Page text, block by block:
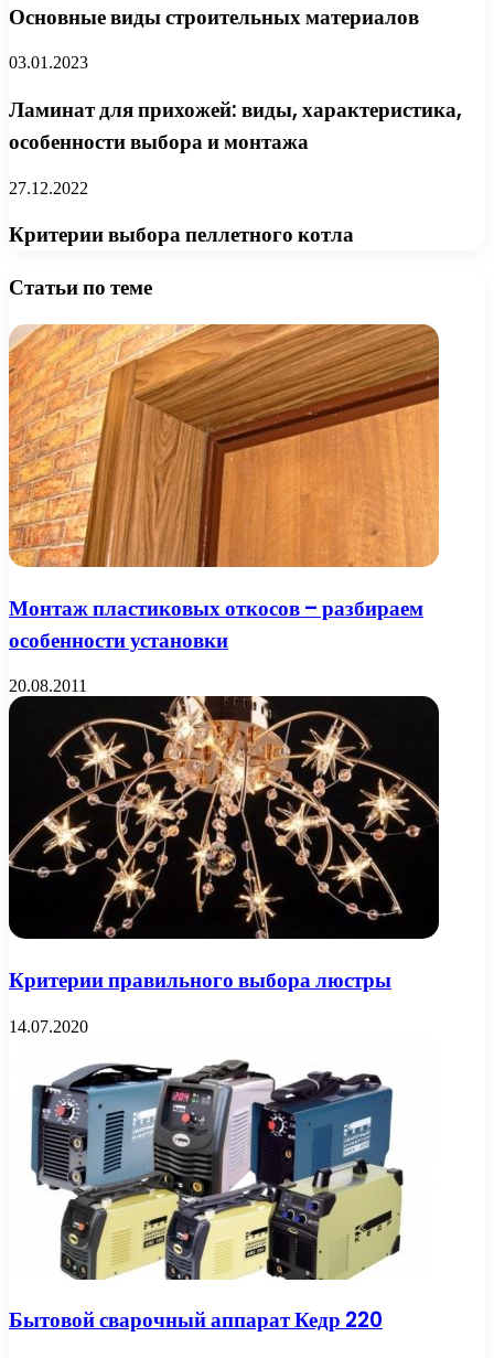
Основные виды строительных материалов
03.01.2023
Ламинат для прихожей: виды, характеристика,
особенности выбора и монтажа
27.12.2022
Критерии выбора пеллетного котла
Статьи по теме
Монтаж пластиковых откосов – разбираем
особенности установки
20.08.2011
Критерии правильного выбора люстры
14.07.2020
Бытовой сварочный аппарат Кедр 220